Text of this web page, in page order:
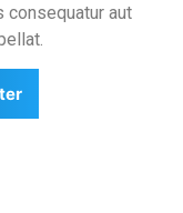
aut